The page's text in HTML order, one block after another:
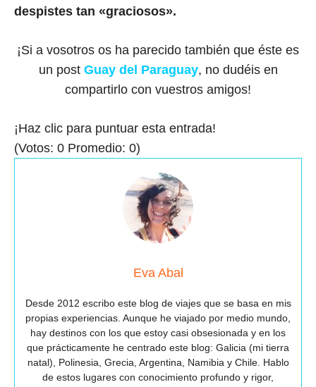
despistes tan «graciosos».
¡Si a vosotros os ha parecido también que éste es
un post Guay del Paraguay, no dudéis en
compartirlo con vuestros amigos!
¡Haz clic para puntuar esta entrada!
(Votos: 0 Promedio: 0)
Eva Abal
Desde 2012 escribo este blog de viajes que se basa en mis
propias experiencias. Aunque he viajado por medio mundo,
hay destinos con los que estoy casi obsesionada y en los
que prácticamente he centrado este blog: Galicia (mi tierra
natal), Polinesia, Grecia, Argentina, Namibia y Chile. Hablo
de estos lugares con conocimiento profundo y rigor,